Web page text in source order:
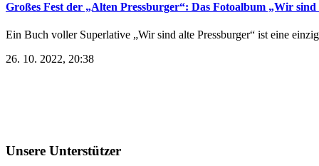
Großes Fest der „Alten Pressburger“: Das Fotoalbum „Wir
Ein Buch voller Superlative „Wir sind alte Pressburger“ ist eine
26. 10. 2022, 20:38
Unsere Unterstützer